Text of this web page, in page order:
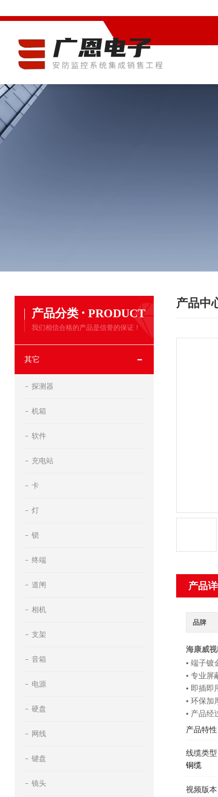
产品分类 · PRODUCT
我们相信合格的产品是信誉的保证！
其它
探测器
机箱
软件
充电站
卡
灯
锁
终端
道闸
相机
支架
音箱
电源
硬盘
网线
键盘
镜头
产品中
产品
品牌
海康威
• 端子镀
• 专业屏
• 即插即
• 环保加
• 产品经
产品特性
线缆类
铜缆
视频版